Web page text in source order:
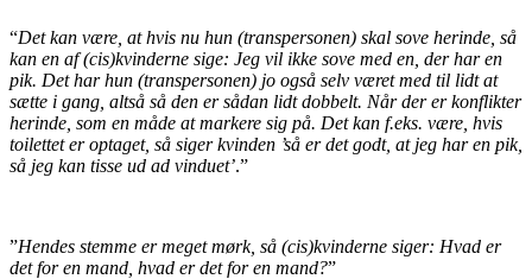
“Det kan være, at hvis nu hun (transpersonen) skal sove herinde, så
kan en af(cis)kvinderne sige: Jeg vil ikke sove med en, der har en
pik. Det har hun (transpersonen) jo også selv været med til lidt at
sætte i gang, altså så den er sådan lidt dobbelt. Når der er konflikter
herinde, som en måde at markere sig på. Det kan f.eks. være, hvis
toilettet er optaget, så siger kvinden ’så er det godt, at jeg har en pik,
så jeg kan tisse ud ad vinduet’.”
”Hendes stemme er meget mørk, så (cis)kvinderne siger: Hvad er
det for en mand, hvad er det for en mand?”